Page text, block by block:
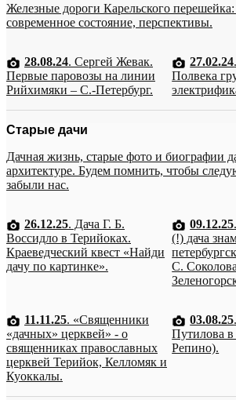
Железные дороги Карельского перешейка:
современное состояние, перспективы.
28.08.24. Сергей Жевак.
Первые паровозы на линии
Рийхимяки – С.-Петербург.
27.02.24
Полвека
Старые дачи
Дачная жизнь, старые фото и биографии
архитектуре. Будем помнить, чтобы
забыли нас.
26.12.25. Дача Г. Б.
Воссидло в Терийоках.
Краеведческий квест «Найди
дачу по картинке».
09.12.25
(!) дача
С.
11.11.25. «Священники
«дачных» церквей» - о
священниках православных
церквей Терийок, Келломяк и
Куоккалы.
03.08.25
Путилова в
Репино).